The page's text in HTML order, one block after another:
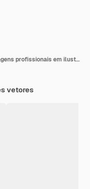
Obrigado, pessoal médico personagens profissionais em ilustração de coração
vetores